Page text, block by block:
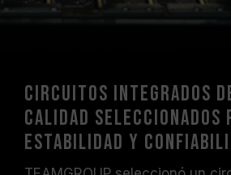
Circuitos integrados
calidad seleccionados
estabilidad y